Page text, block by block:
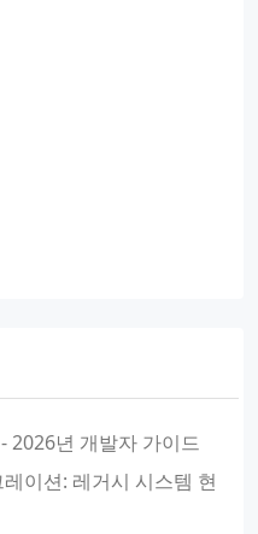
2026년 개발자 가이드
이션: 레거시 시스템 현